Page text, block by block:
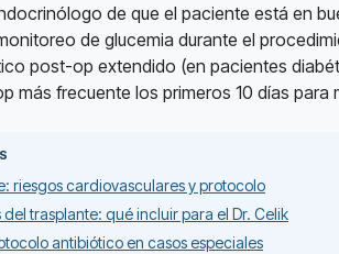
de que el paciente está en
de glucemia durante el
post-op extendido (en pacientes
más frecuente los primeros 10 días
riesgos cardiovasculares y protocolo
trasplante: qué incluir para el Dr. Celik
antibiótico en casos especiales